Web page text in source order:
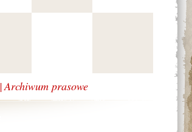
|Archiwum prasowe